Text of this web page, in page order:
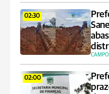
02:30
02:00